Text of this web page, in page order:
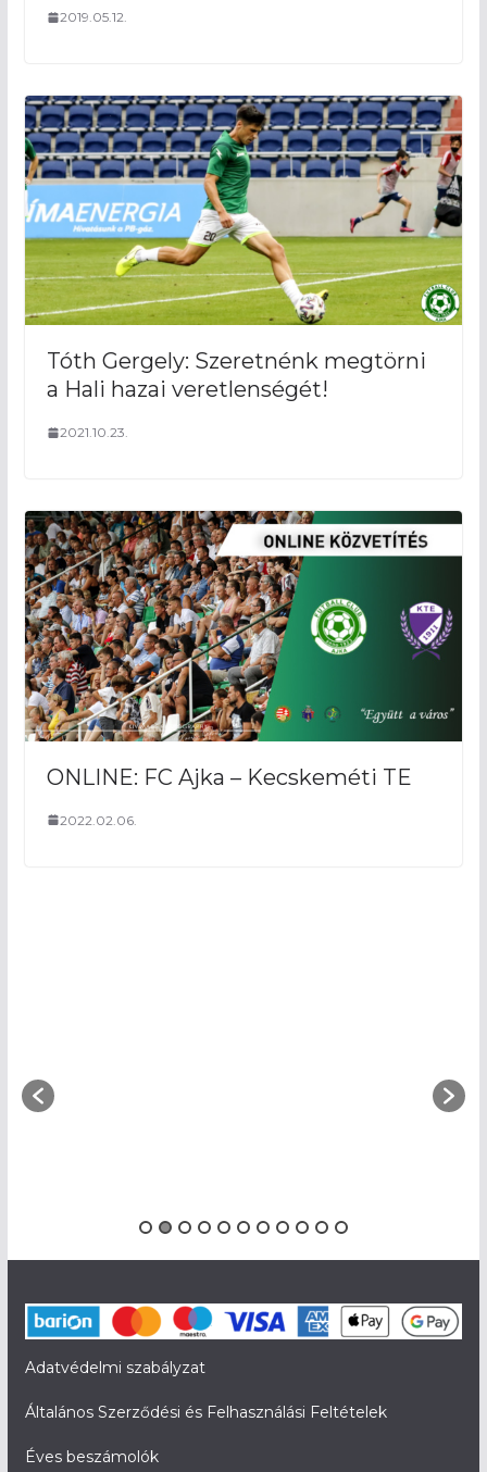
2019.05.12.
Tóth Gergely: Szeretnénk megtörni
a Hali hazai veretlenségét!
2021.10.23.
ONLINE: FC Ajka – Kecskeméti TE
2022.02.06.
Adatvédelmi szabályzat
Általános Szerződési és Felhasználási Feltételek
Éves beszámolók